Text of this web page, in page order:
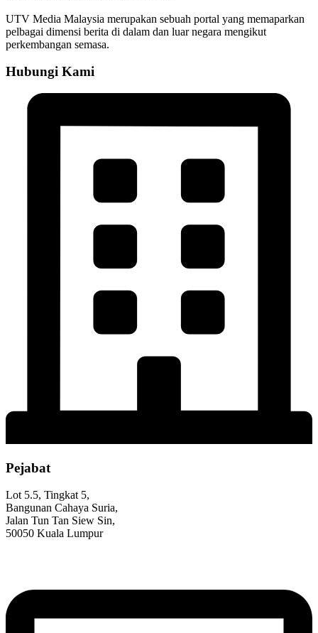
UTV Media Malaysia merupakan sebuah portal yang memaparkan
pelbagai dimensi berita di dalam dan luar negara mengikut
perkembangan semasa.
Hubungi Kami
Pejabat
Lot 5.5, Tingkat 5,
Bangunan Cahaya Suria,
Jalan Tun Tan Siew Sin,
50050 Kuala Lumpur